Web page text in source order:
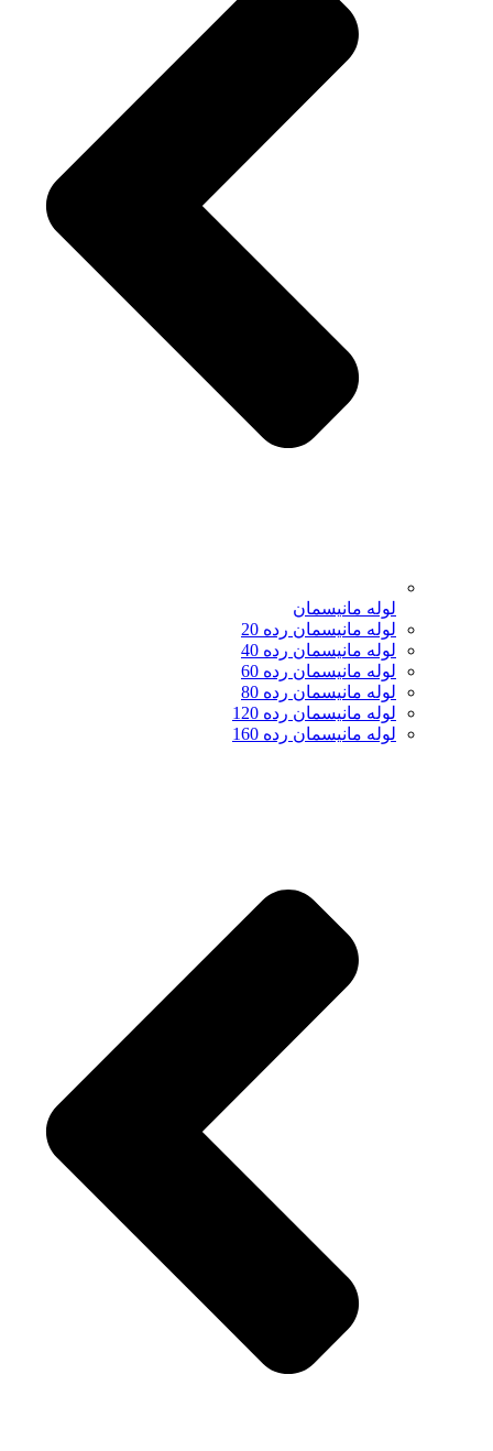
لوله مانیسمان
لوله مانیسمان رده 20
لوله مانیسمان رده 40
لوله مانیسمان رده 60
لوله مانیسمان رده 80
لوله مانیسمان رده 120
لوله مانیسمان رده 160